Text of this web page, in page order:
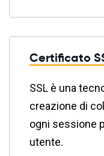
Certificato
SSL è una
creazione di
ogni sessione
utente.